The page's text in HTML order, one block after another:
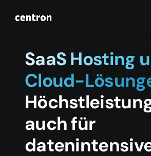
SaaS Hosting
Cloud-
auch für